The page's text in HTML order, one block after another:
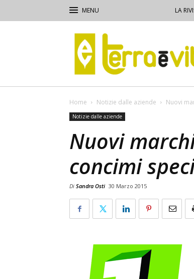
LA
Terra
e
Vita
Home Notizie dalle aziende Nuovi
Notizie dalle aziende
Nuovi
concimi
Di Sandra Osti 30 Marzo 2015